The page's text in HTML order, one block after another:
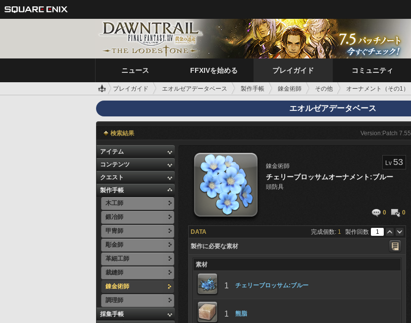
ニュース FFXIVを始める プレイガイド コミュニティ
プレイガイド エオルゼアデータベース 製作手帳 錬金術師 その他 オーナメント（その1）
エオルゼアデータベース
検索結果 Version:Patch 7.55
アイテム
コンテンツ
クエスト
製作手帳
木工師
鍛冶師
甲冑師
彫金師
革細工師
裁縫師
錬金術師
調理師
採集手帳
錬金術師 Lv 53
チェリーブロッサムオーナメント:ブルー
頭防具
0 0
DATA 完成個数: 1 製作回数
製作に必要な素材
素材
1 チェリーブロッサム:ブルー
1 熊脂